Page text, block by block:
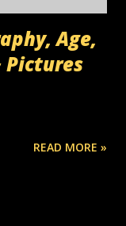
Age,
Pictures
READ MORE »